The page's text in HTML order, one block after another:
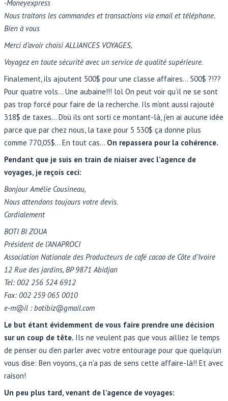
-Moneyexpress
Nous traitons les commandes et transactions via email et téléphone.
Bien à vous
Merci d’avoir choisi ALLIANCES VOYAGES,
Voyagez en toute sécurité avec un service de qualité supérieure.
Finalement, ils ajoutent 500$ pour une classe affaires… 500$ ?!??
Pour quatre vols… Une aubaine!!! lol On peut voir qu’il ne se sont
pas trop forcé pour faire de la recherche. Ils m’ont aussi rajouté
318$ de taxes… D’où ils ont sorti ce montant-là, j’en ai aucune idée
parce que par chez nous, la taxe pour 5 530$ ça donne plus
comme 770,05$… En tout cas… On repassera pour la cohérence.
Pendant que je suis en train de niaiser avec l’agence de
voyages, je reçois ceci:
Bonjour Amélie Cousineau,
Nous attendons toujours votre devis.
Cordialement
BOTI BI ZOUA
Président de l’ANAPROCI
Association Nationale des Producteurs de café cacao de Côte d’Ivoire
12 Rue des jardins, BP 9871 Abidjan
Tel: 002 256 524 6912
Fax: 002 259 065 0010
e-m@il : botibiz@gmail.com
Le but étant évidemment de vous faire prendre une décision
sur un coup de tête. Ils ne veulent pas que vous ailliez le temps
de penser ou d’en parler avec votre entourage pour que quelqu’un
vous dise: Ben voyons, ça n’a pas de sens cette affaire-là!! Et avec
raison!
Un peu plus tard, venant de l’agence de voyages: